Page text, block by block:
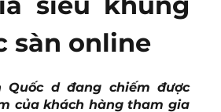
sàn online
Quốc d đang chiếm được
của khách hàng tham gia